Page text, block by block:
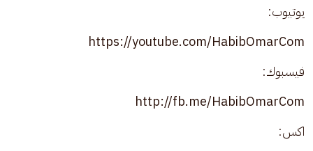
يوتيوب:
https://youtube.com/HabibOmarCom
فيسبوك:
http://fb.me/HabibOmarCom
اكس: